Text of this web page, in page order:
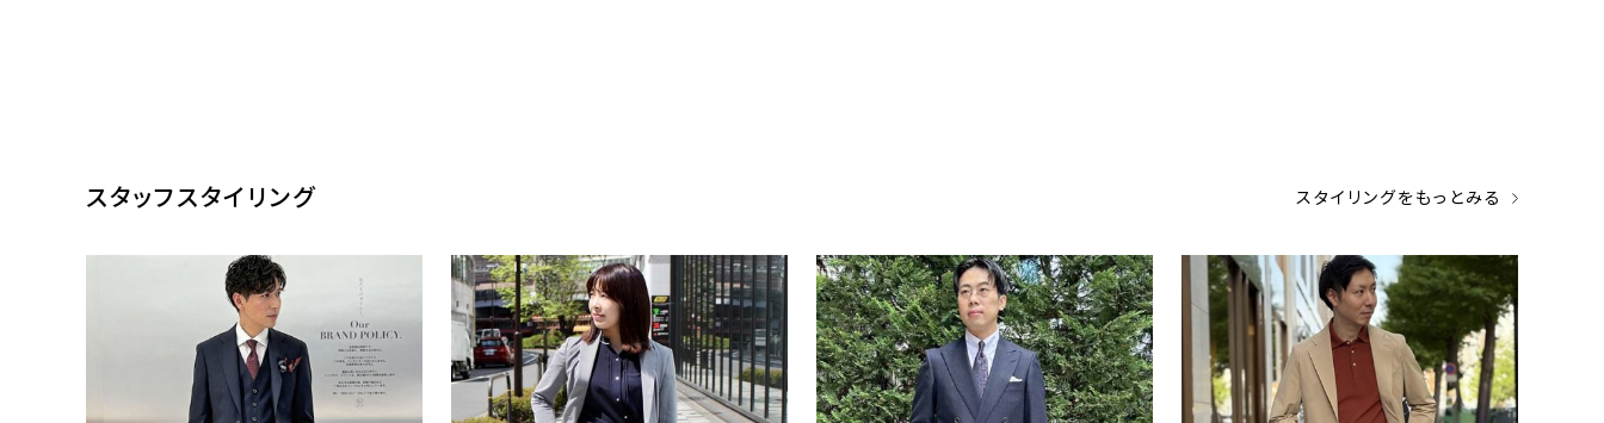
スタッフスタイリング スタイリングをもっとみる